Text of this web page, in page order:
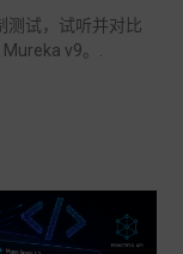
测试，试听并对比
v9。.